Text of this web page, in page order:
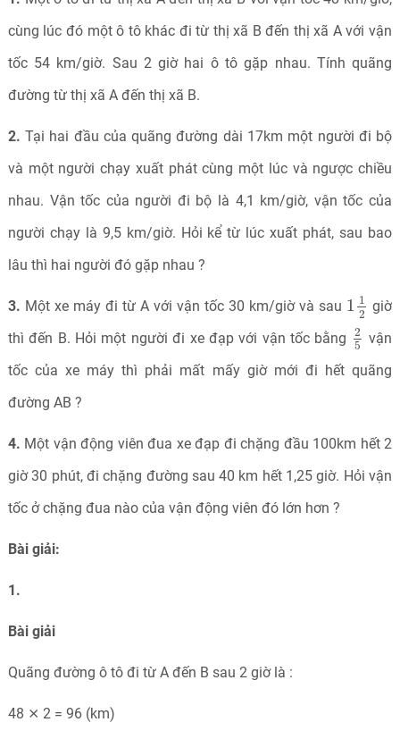
cùng lúc đó một ô tô khác đi từ thị xã B đến thị xã A với vận
tốc 54 km/giờ. Sau 2 giờ hai ô tô gặp nhau. Tính quãng
đường từ thị xã A đến thị xã B.
2. Tại hai đầu của quãng đường dài 17km một người đi bộ
và một người chạy xuất phát cùng một lúc và ngược chiều
nhau. Vận tốc của người đi bộ là 4,1 km/giờ, vận tốc của
người chạy là 9,5 km/giờ. Hỏi kể từ lúc xuất phát, sau bao
lâu thì hai người đó gặp nhau ?
3. Một xe máy đi từ A với vận tốc 30 km/giờ và sau 1 1
2
1 1
giờ
thì đến B. Hỏi một người đi xe đạp với vận tốc bằng
2
5
2
vận
tốc của xe máy thì phải mất mấy giờ mới đi hết quãng
đường AB ?
4. Một vận động viên đua xe đạp đi chặng đầu 100km hết 2
giờ 30 phút, đi chặng đường sau 40 km hết 1,25 giờ. Hỏi vận
tốc ở chặng đua nào của vận động viên đó lớn hơn ?
Bài giải:
1.
Bài giải
Quãng đường ô tô đi từ A đến B sau 2 giờ là :
48 ⨯ 2 = 96 (km)